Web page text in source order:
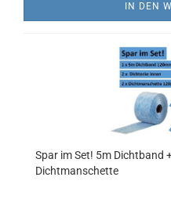
IN DEN
Spar im Set! 5m Dichtband
Dichtmanschette